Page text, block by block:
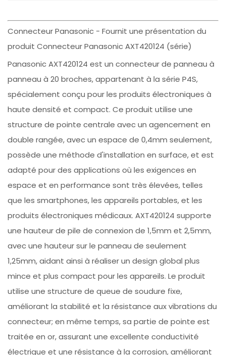
Connecteur Panasonic - Fournit une présentation du
produit Connecteur Panasonic AXT420124 (série)
Panasonic AXT420124 est un connecteur de panneau à
panneau à 20 broches, appartenant à la série P4S,
spécialement conçu pour les produits électroniques à
haute densité et compact. Ce produit utilise une
structure de pointe centrale avec un agencement en
double rangée, avec un espace de 0,4mm seulement,
possède une méthode d'installation en surface, et est
adapté pour des applications où les exigences en
espace et en performance sont très élevées, telles
que les smartphones, les appareils portables, et les
produits électroniques médicaux. AXT420124 supporte
une hauteur de pile de connexion de 1,5mm et 2,5mm,
avec une hauteur sur le panneau de seulement
1,25mm, aidant ainsi à réaliser un design global plus
mince et plus compact pour les appareils. Le produit
utilise une structure de queue de soudure fixe,
améliorant la stabilité et la résistance aux vibrations du
connecteur; en même temps, sa partie de pointe est
traitée en or, assurant une excellente conductivité
électrique et une résistance à la corrosion, améliorant